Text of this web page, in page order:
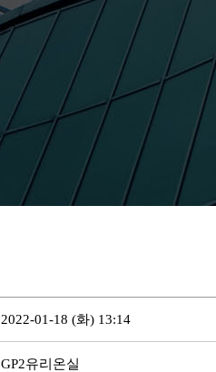
2022-01-18 (화) 13:14
GP2유리온실